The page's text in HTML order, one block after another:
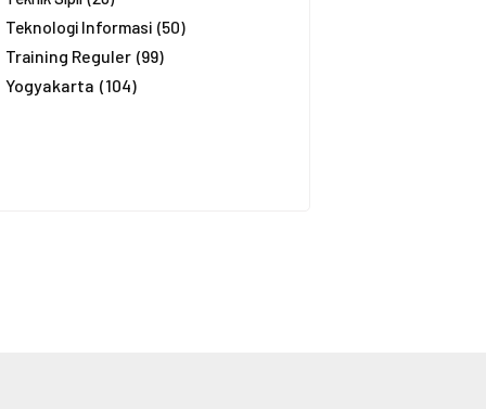
Teknologi Informasi (50)
Training Reguler (99)
Yogyakarta (104)